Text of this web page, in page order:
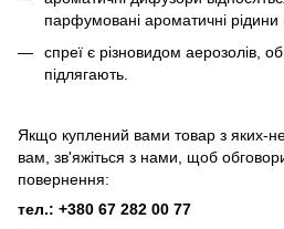
парфумовані ароматичні
спреї є різновидом аерозолів,
підлягають.
Якщо куплений вами товар з яких-
вам, зв'яжіться з нами, щоб
повернення:
тел.: +380 67 282 00 77